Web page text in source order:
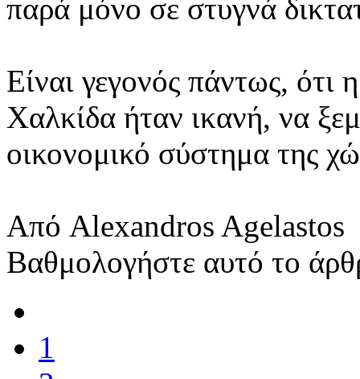
παρά μόνο σε στυγνά
Είναι γεγονός πάντως, ότι
Χαλκίδα ήταν ικανή, να
οικονομικό σύστημα της
Από Alexandros Agelastos
Βαθμολογήστε αυτό το
1